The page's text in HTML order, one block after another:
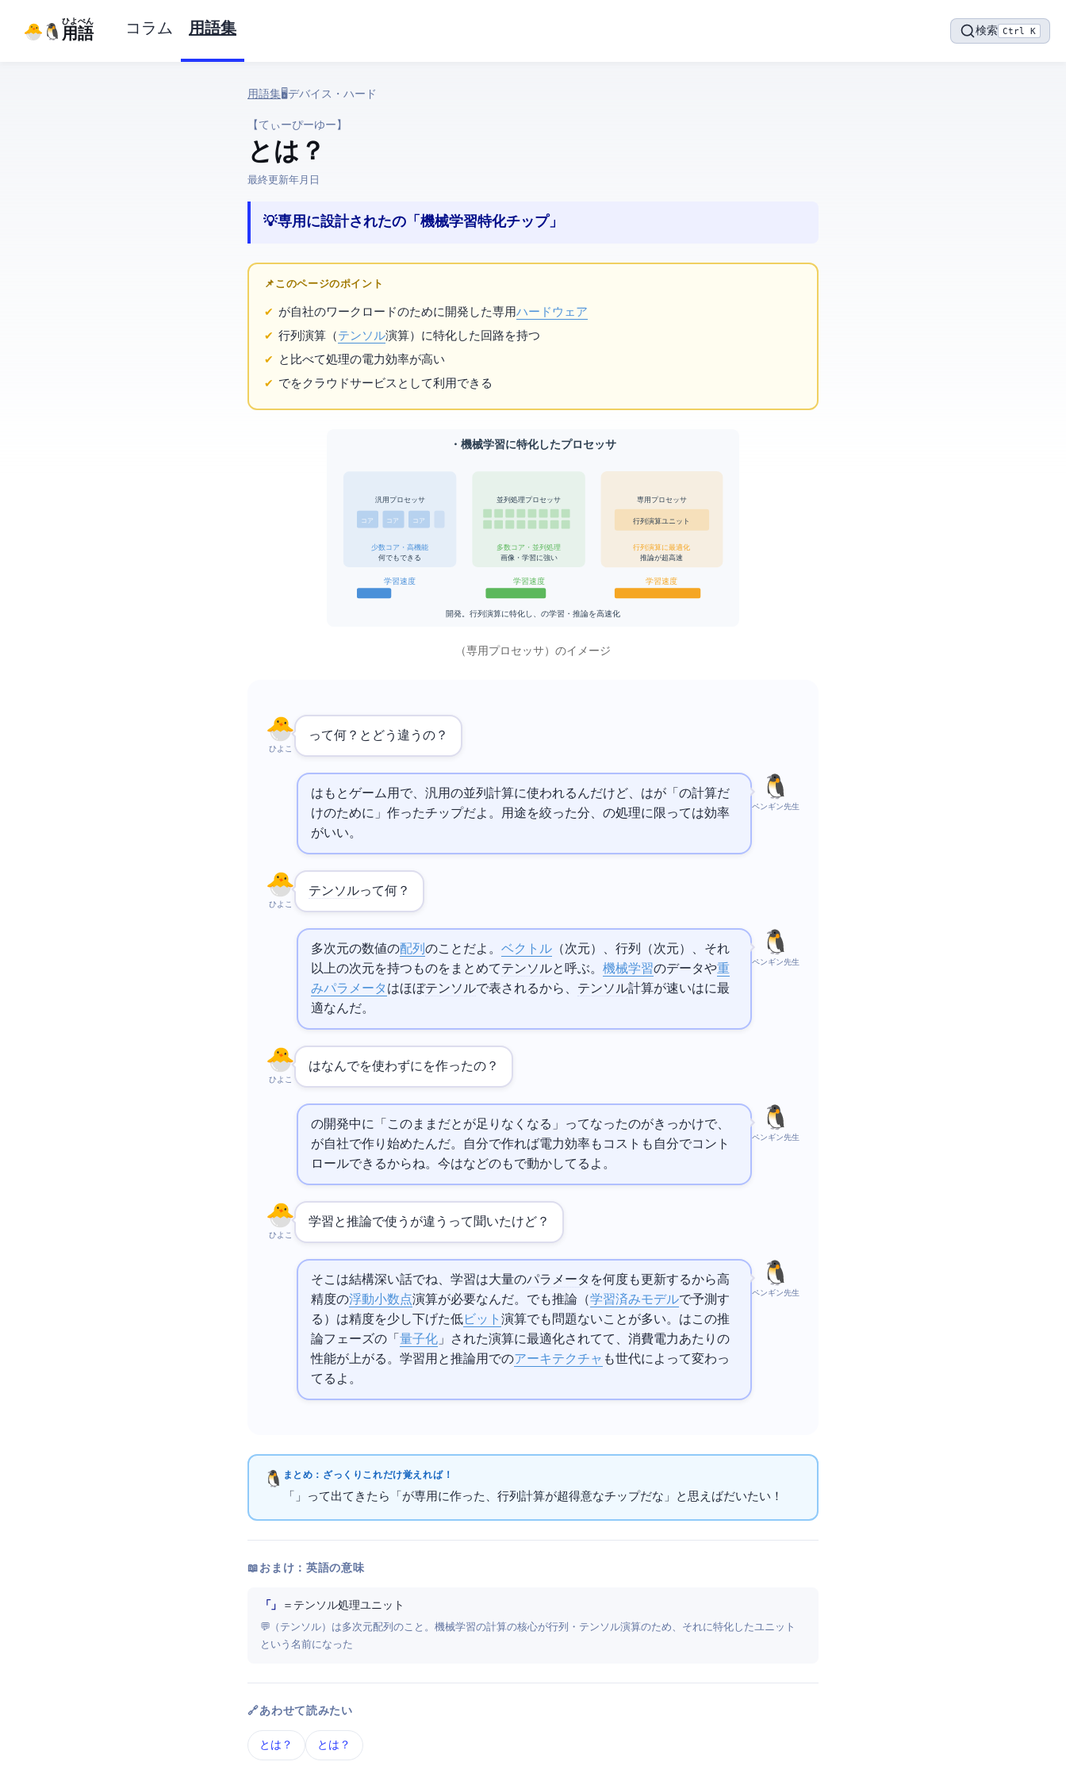
IT用語
ひよぺん コラム 用語集 検索 Ctrl K
用語集› 🖥️ デバイス・ハード › TPU
【てぃーぴーゆー】
TPU とは？
最終更新:2026年3月25日
💡 AI専用に設計されたGoogleの「機械学習特化チップ」
📌 このページのポイント
が自社のAIワークロードのために開発した専用ハードウェア
行列演算（テンソル演算）に特化した回路を持つ
と比べてAI処理の電力効率が高い
でTPUをクラウドサービスとして利用できる
TPU — AI・機械学習に特化したプロセッサ
汎用プロセッサ
コア コア コア
少数コア・高機能
何でもできる
並列処理プロセッサ
多数コア・並列処理
画像・AI学習に強い
AI専用プロセッサ
行列演算ユニット(MXU)
行列演算に最適化
AI推論が超高速
AI学習速度 AI学習速度 AI学習速度
Google開発。行列演算に特化し、AIの学習・推論を高速化
TPU（AI専用プロセッサ）のイメージ
ひよこ
TPUって何？ とどう違うの？
ペンギン先生
はもとゲーム用で、汎用の並列計算に使われるんだけど、TPUはが「AIの計算だ
けのために」作ったチップだよ。用途を絞った分、AIの処理に限っては効率
がいい。
ひよこ
テンソルって何？
ペンギン先生
多次元の数値の配列のことだよ。ベクトル （1次元）、行列（2次元）、それ
以上の次元を持つものをまとめてテンソルと呼ぶ。機械学習のデータや重
みパラメータ はほぼテンソルで表されるから、 テンソル計算が速いTPUはAIに最
適なんだ。
ひよこ
はなんでを使わずにTPUを作ったの？
ペンギン先生
AlphaGoの開発中に「このままだと が足りなくなる」ってなったのがきっかけで、
が自社で作り始めたんだ。自分で作れば電力効率もコストも自分でコント
ロールできるからね。今はなどのAIもTPUで動かしてるよ。
ひよこ
学習と推論で使うTPUが違うって聞いたけど？
ペンギン先生
そこは結構深い話でね、学習は大量のパラメータ を何度も更新するから高
精度の浮動小数点演算が必要なんだ。でも推論（学習済みモデルで予測す
る）は精度を少し下げた低 ビット演算でも問題ないことが多い。TPUはこの推
論フェーズの「量子化 」された演算に最適化されてて、消費電力あたりの
性能が上がる。学習用と推論用でTPUのアーキテクチャ も世代によって変わっ
てるよ。
まとめ：ざっくりこれだけ覚えればOK！
「TPU」って出てきたら「 がAI専用に作った、行列計算が超得意なチップだな」と思えばだいたいOK！
📖 おまけ：英語の意味
「Tensor Processing Unit」 ＝ テンソル処理ユニット
💬 Tensor（テンソル）は多次元配列のこと。機械学習の計算の核心が行列・テンソル演算のため、それに特化したユニット
という名前になった
🔗 あわせて読みたい
CPU とは？ GPU とは？